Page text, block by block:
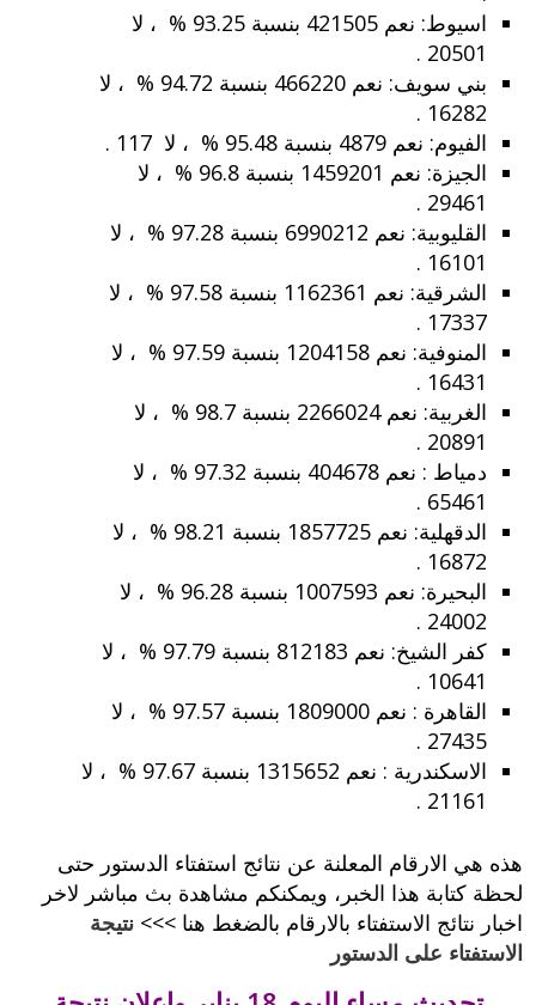
اسيوط: نعم 421505 بنسبة 93.25 % ، لا
20501 .
بني سويف: نعم 466220 بنسبة 94.72 % ، لا
16282 .
الفيوم: نعم 4879 بنسبة 95.48 % ، لا 117 .
الجيزة: نعم 1459201 بنسبة 96.8 % ، لا
29461 .
القليوبية: نعم 6990212 بنسبة 97.28 % ، لا
16101 .
الشرقية: نعم 1162361 بنسبة 97.58 % ، لا
17337 .
المنوفية: نعم 1204158 بنسبة 97.59 % ، لا
16431 .
الغربية: نعم 2266024 بنسبة 98.7 % ، لا
20891 .
دمياط : نعم 404678 بنسبة 97.32 % ، لا
65461 .
الدقهلية: نعم 1857725 بنسبة 98.21 % ، لا
16872 .
البحيرة: نعم 1007593 بنسبة 96.28 % ، لا
24002 .
كفر الشيخ: نعم 812183 بنسبة 97.79 % ، لا
10641 .
القاهرة : نعم 1809000 بنسبة 97.57 % ، لا
27435 .
الاسكندرية : نعم 1315652 بنسبة 97.67 % ، لا
21161 .
هذه هي الارقام المعلنة عن نتائج استفتاء الدستور حتى
لحظة كتابة هذا الخبر، ويمكنكم مشاهدة بث مباشر لاخر
اخبار نتائج الاستفتاء بالارقام بالضغط هنا >>>نتيجة
الاستفتاء على الدستور